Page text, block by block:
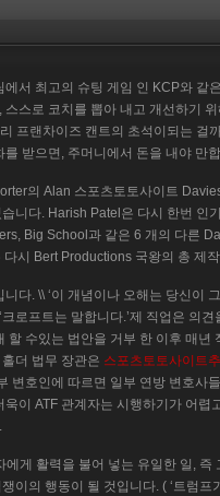
서 최고의 슈팅 게임 인 KCP와 같
스로 코치를 뽑아 내고 개선하기 위
프랜차이즈 캔트의 초석이되는 걸
받으면, 주머니에서 돈을 내야 만
의 Alan 스포츠토토사이트
니다. Harish Patel은 다시 한번 인
Big School과 같은 6 개의 다른
시 Bert Productions 국왕의 총 제
다. \\ ‘이 개념이나 오해는 당신이
로프트는 말합니다.’제 직업은 의
수있는 법안을 거부 한 이후 매년
더 법무 장관은 스포츠토토사이트
변호인에 따르면 일부 연방 변호사
이 ATF 관계자는 시행하기가 어렵
게 활력을 불어 넣는 유일한 일, 즉
이의 행동이 될 것입니다. ( ‘트럼프